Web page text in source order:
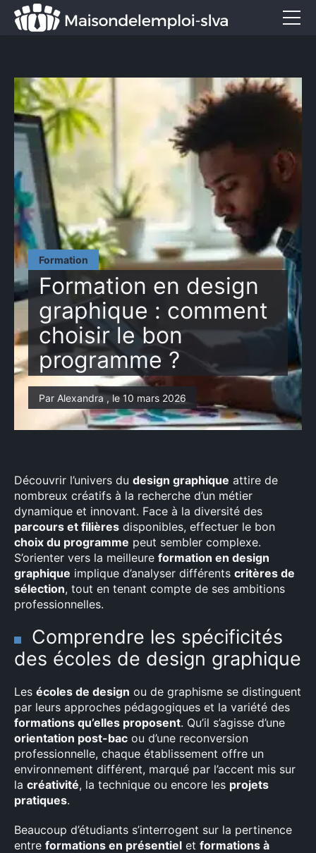
Formation
Formation en design
graphique : comment
choisir le bon
programme ?
Par Alexandra , le 10 mars 2026
Découvrir l’univers du design graphique attire de
nombreux créatifs à la recherche d’un métier
dynamique et innovant. Face à la diversité des
parcours et filières disponibles, effectuer le bon
choix du programme peut sembler complexe.
S’orienter vers la meilleure formation en design
graphique implique d’analyser différents critères de
sélection, tout en tenant compte de ses ambitions
professionnelles.
Comprendre les spécificités
des écoles de design graphique
Les écoles de design ou de graphisme se distinguent
par leurs approches pédagogiques et la variété des
formations qu’elles proposent. Qu’il s’agisse d’une
orientation post-bac ou d’une reconversion
professionnelle, chaque établissement offre un
environnement différent, marqué par l’accent mis sur
la créativité, la technique ou encore les projets
pratiques.
Beaucoup d’étudiants s’interrogent sur la pertinence
entre formations en présentiel et formations à
Formation
Marketing
Entreprise
Services
CONTACT